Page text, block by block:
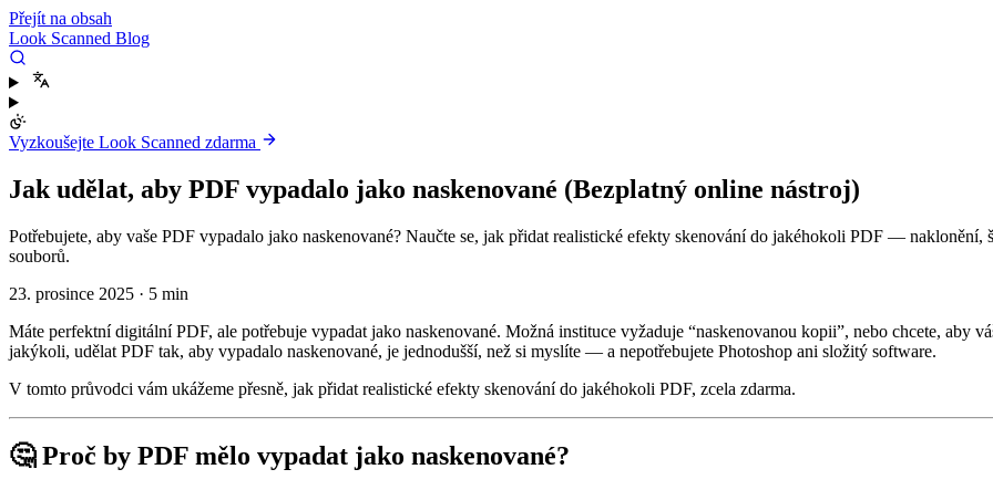
Přejít na obsah
Look Scanned Blog
Vyzkoušejte Look Scanned zdarma
Jak udělat, aby PDF vypadalo jako naskenované (Bezplatný online nástroj)
Potřebujete, aby vaše PDF vypadalo jako naskenované? Naučte se, jak přidat realistické efekty skenování do jakéhokoli PDF —
souborů.
23. prosince 2025 · 5 min
Máte perfektní digitální PDF, ale potřebuje vypadat jako naskenované. Možná instituce vyžaduje “naskenovanou kopii”, nebo chcete,
jakýkoli, udělat PDF tak, aby vypadalo naskenované, je jednodušší, než si myslíte — a nepotřebujete Photoshop ani složitý software.
V tomto průvodci vám ukážeme přesně, jak přidat realistické efekty skenování do jakéhokoli PDF, zcela zdarma.
🤔 Proč by PDF mělo vypadat jako naskenované?